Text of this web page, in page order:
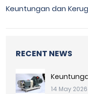
Keuntungan dan
RECENT NEWS
14 May 2026